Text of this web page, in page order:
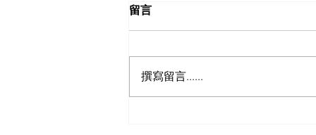
留言
撰寫留言......